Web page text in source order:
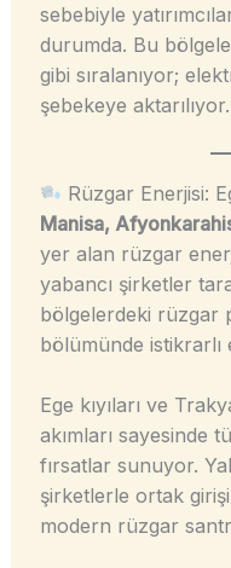
sebebiyle
durumda. Bu
gibi sıralanıyor;
şebekeye aktarılıyor.
Rüzgar Enerjisi:
Manisa,
yer alan rüzgar
yabancı şirketler
bölgelerdeki rüzgar
bölümünde istikrarlı
Ege kıyıları ve
akımları sayesinde
fırsatlar sunuyor.
şirketlerle ortak
modern rüzgar